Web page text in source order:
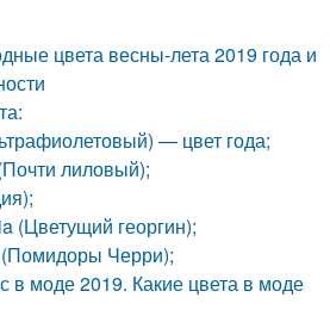
цвета весны-лета 2019 года и
— цвет года;
лиловый);
(Цветущий георгин);
Черри);
в моде 2019. Какие цвета в моде